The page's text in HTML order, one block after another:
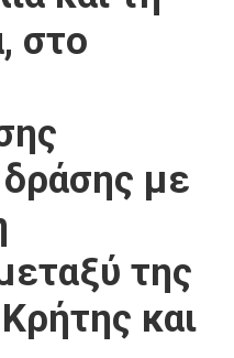
στο
δράσης με
της
και